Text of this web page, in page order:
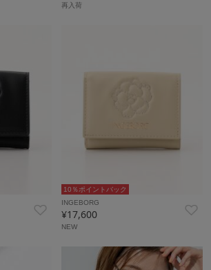
再入荷
10％ポイントバック
INGEBORG
¥17,600
NEW